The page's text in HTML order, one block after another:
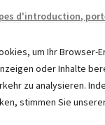
um Ihr Browser-
oder Inhalte
zu analysieren.
stimmen Sie
d'introduction,
UG, Germany,